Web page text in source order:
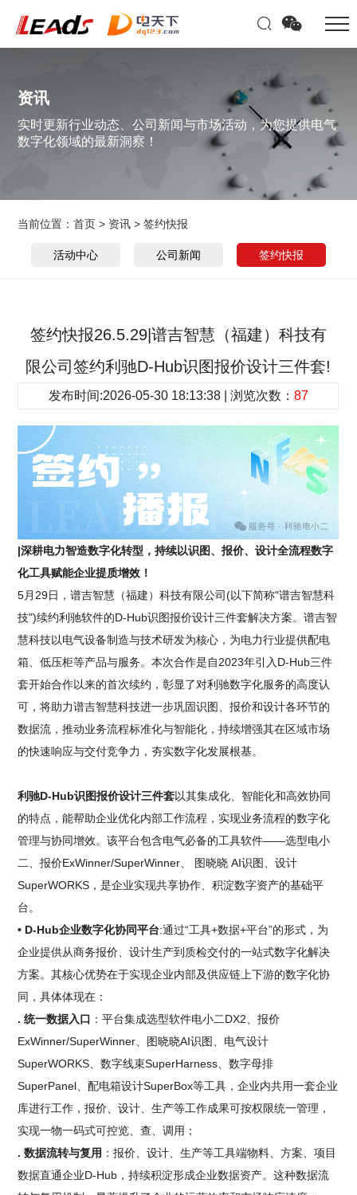
资讯
实时更新行业动态、公司新闻与市场活动，为您提供电气
数字化领域的最新洞察！
当前位置：首页 > 资讯 >签约快报
活动中心 公司新闻 签约快报
签约快报26.5.29|谱吉智慧（福建）科技有
限公司签约利驰D-Hub识图报价设计三件套!
发布时间:2026-05-30 18:13:38 | 浏览次数： 87
|深耕电力智造数字化转型，持续以识图、报价、设计全流程数字
化工具赋能企业提质增效！
5月29日，谱吉智慧（福建）科技有限公司(以下简称"谱吉智慧科
技")续约利驰软件的D-Hub识图报价设计三件套解决方案。谱吉智
慧科技以电气设备制造与技术研发为核心，为电力行业提供配电
箱、低压柜等产品与服务。本次合作是自2023年引入D-Hub三件
套开始合作以来的首次续约，彰显了对利驰数字化服务的高度认
可，将助力谱吉智慧科技进一步巩固识图、报价和设计各环节的
数据流，推动业务流程标准化与智能化，持续增强其在区域市场
的快速响应与交付竞争力，夯实数字化发展根基。
利驰D-Hub识图报价设计三件套以其集成化、智能化和高效协同
的特点，能帮助企业优化内部工作流程，实现业务流程的数字化
管理与协同增效。该平台包含电气必备的工具软件——选型电小
二、报价ExWinner/SuperWinner、 图晓晓 AI识图、设计
SuperWORKS，是企业实现共享协作、积淀数字资产的基础平
台。
• D-Hub企业数字化协同平台:通过“工具+数据+平台”的形式，为
企业提供从商务报价、设计生产到质检交付的一站式数字化解决
方案。其核心优势在于实现企业内部及供应链上下游的数字化协
同，具体体现在：
. 统一数据入口 ：平台集成选型软件电小二DX2、报价
ExWinner/SuperWinner、图晓晓AI识图、电气设计
SuperWORKS、数字线束SuperHarness、数字母排
SuperPanel、配电箱设计SuperBox等工具，企业内共用一套企业
库进行工作，报价、设计、生产等工作成果可按权限统一管理，
实现一物一码式可控览、查、调用；
. 数据流转与复用 ：报价、设计、生产等工具端物料、方案、项目
数据直通企业D-Hub，持续积淀形成企业数据资产。这种数据流